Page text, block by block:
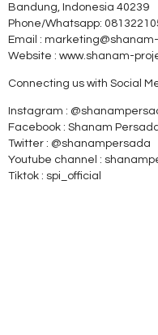
Bandung, Indonesia 40239
Phone/Whatsapp:
Email :
Website : www.shanam-
Connecting us with Social
Instagram :
Facebook : Shanam
Twitter : @shanampersada
Youtube channel :
Tiktok : spi_official